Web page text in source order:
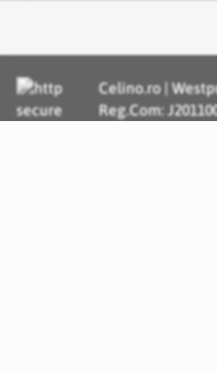
Celino.ro |
Reg.Com: